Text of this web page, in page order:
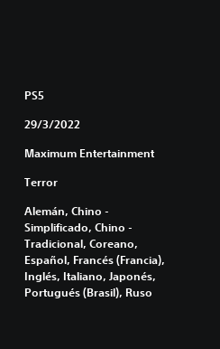
PS5
29/3/2022
Maximum Entertainment
Terror
Alemán, Chino -
Simplificado, Chino -
Tradicional, Coreano,
Español, Francés (Francia),
Inglés, Italiano, Japonés,
Portugués (Brasil), Ruso